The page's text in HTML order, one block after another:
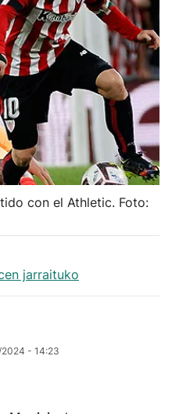
con el Athletic. Foto:
jarraituko
- 14:23